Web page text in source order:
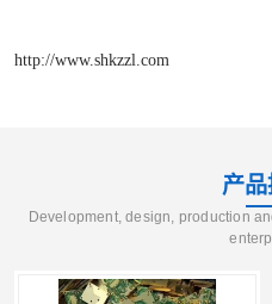
http://www.shkzzl.com
产
Development, design, production